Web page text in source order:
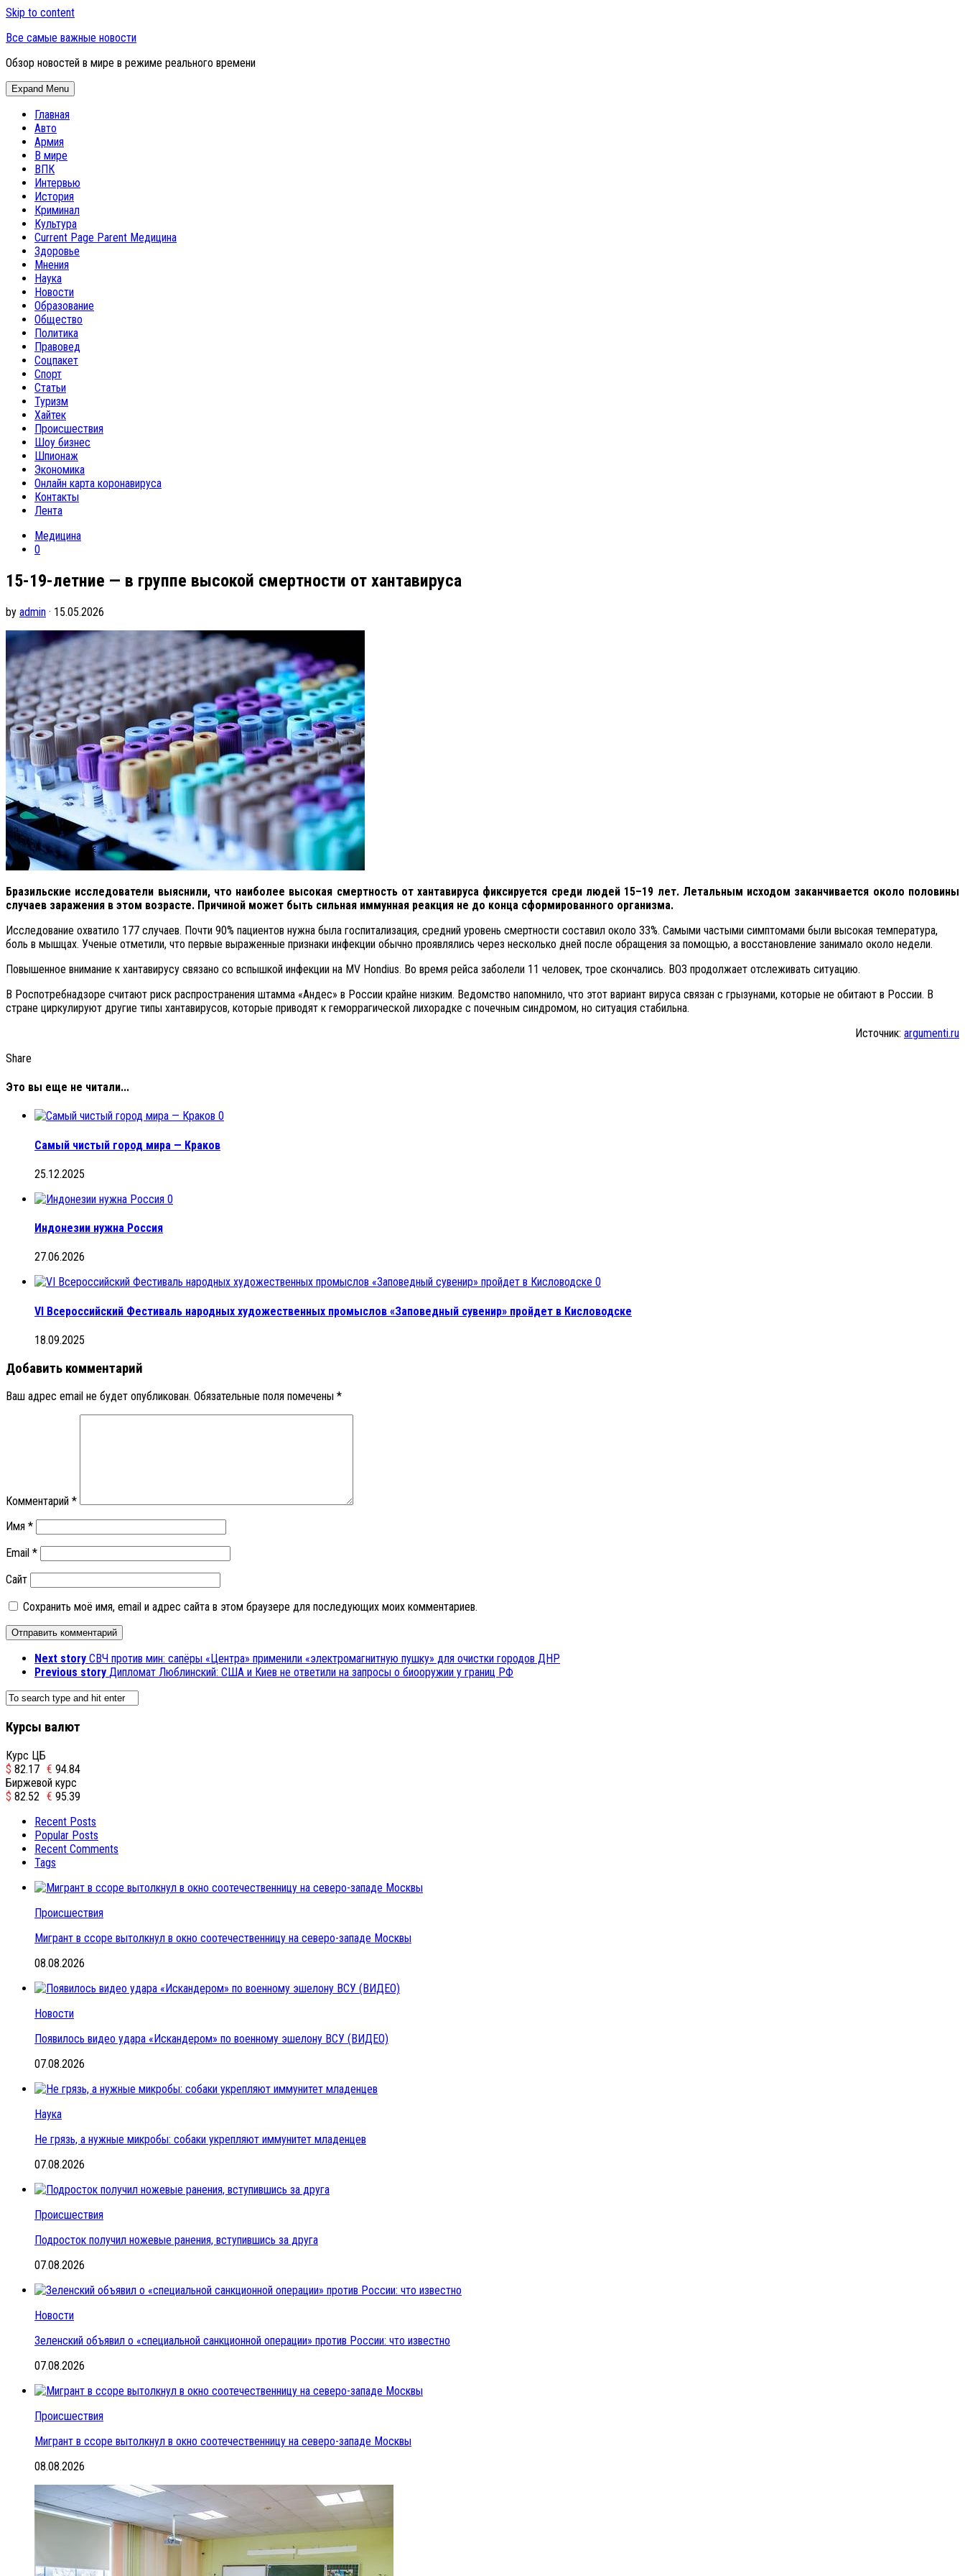
Skip to content
Все самые важные новости
Обзор новостей в мире в режиме реального времени
Expand Menu
Главная
Авто
Армия
В мире
ВПК
Интервью
История
Криминал
Культура
Current Page Parent Медицина
Здоровье
Мнения
Наука
Новости
Образование
Общество
Политика
Правовед
Соцпакет
Спорт
Статьи
Туризм
Хайтек
Происшествия
Шоу бизнес
Шпионаж
Экономика
Онлайн карта коронавируса
Контакты
Лента
Медицина
0
15-19-летние — в группе высокой смертности от хантавируса
by admin · 15.05.2026
Бразильские исследователи выяснили, что наиболее высокая смертность от хантавируса фиксируется среди людей 15–19 лет. Летальным исходом заканчивается около половины
случаев заражения в этом возрасте. Причиной может быть сильная иммунная реакция не до конца сформированного организма.
Исследование охватило 177 случаев. Почти 90% пациентов нужна была госпитализация, средний уровень смертности составил около 33%. Самыми частыми симптомами были высокая температура,
боль в мышцах. Ученые отметили, что первые выраженные признаки инфекции обычно проявлялись через несколько дней после обращения за помощью, а восстановление занимало около недели.
Повышенное внимание к хантавирусу связано со вспышкой инфекции на MV Hondius. Во время рейса заболели 11 человек, трое скончались. ВОЗ продолжает отслеживать ситуацию.
В Роспотребнадзоре считают риск распространения штамма «Андес» в России крайне низким. Ведомство напомнило, что этот вариант вируса связан с грызунами, которые не обитают в России. В
стране циркулируют другие типы хантавирусов, которые приводят к геморрагической лихорадке с почечным синдромом, но ситуация стабильна.
Источник: argumenti.ru
Share
Это вы еще не читали...
0
Самый чистый город мира — Краков
25.12.2025
0
Индонезии нужна Россия
27.06.2026
0
VI Всероссийский Фестиваль народных художественных промыслов «Заповедный сувенир» пройдет в Кисловодске
18.09.2025
Добавить комментарий
Ваш адрес email не будет опубликован. Обязательные поля помечены *
Комментарий *
Имя *
Email *
Сайт
Сохранить моё имя, email и адрес сайта в этом браузере для последующих моих комментариев.
Next story СВЧ против мин: сапёры «Центра» применили «электромагнитную пушку» для очистки городов ДНР
Previous story Дипломат Люблинский: США и Киев не ответили на запросы о биооружии у границ РФ
Курсы валют
Курс ЦБ
$ 82.17 € 94.84
Биржевой курс
$ 82.52 € 95.39
Recent Posts
Popular Posts
Recent Comments
Tags
Происшествия
Мигрант в ссоре вытолкнул в окно соотечественницу на северо-западе Москвы
08.08.2026
Новости
Появилось видео удара «Искандером» по военному эшелону ВСУ (ВИДЕО)
07.08.2026
Наука
Не грязь, а нужные микробы: собаки укрепляют иммунитет младенцев
07.08.2026
Происшествия
Подросток получил ножевые ранения, вступившись за друга
07.08.2026
Новости
Зеленский объявил о «специальной санкционной операции» против России: что известно
07.08.2026
Происшествия
Мигрант в ссоре вытолкнул в окно соотечественницу на северо-западе Москвы
08.08.2026